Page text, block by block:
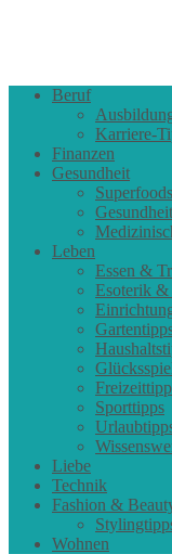
Beruf
Karriere-
Finanzen
Gesundheit
Superfoods
Leben
Essen &
Esoterik
Sporttipps
Liebe
Technik
Fashion &
Wohnen